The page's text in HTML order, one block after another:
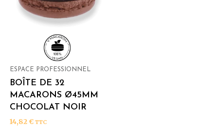
ESPACE PROFESSIONNEL
BOÎTE DE 32
MACARONS Ø45MM
CHOCOLAT NOIR
14,82 € TTC